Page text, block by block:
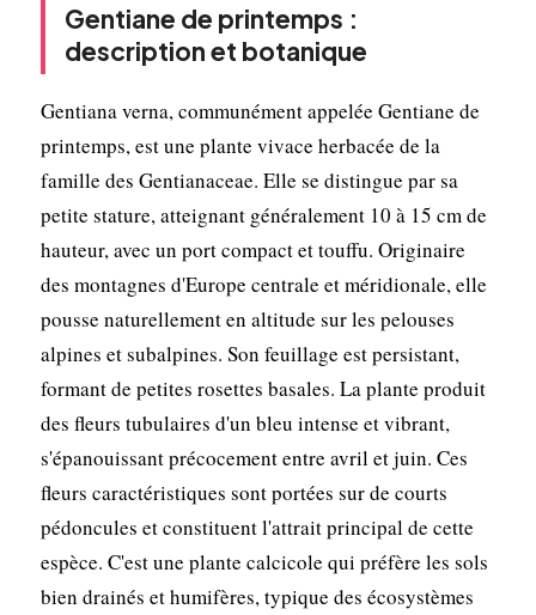
Gentiane de printemps :
description et botanique
Gentiana verna, communément appelée Gentiane de
printemps, est une plante vivace herbacée de la
famille des Gentianaceae. Elle se distingue par sa
petite stature, atteignant généralement 10 à 15 cm de
hauteur, avec un port compact et touffu. Originaire
des montagnes d'Europe centrale et méridionale, elle
pousse naturellement en altitude sur les pelouses
alpines et subalpines. Son feuillage est persistant,
formant de petites rosettes basales. La plante produit
des fleurs tubulaires d'un bleu intense et vibrant,
s'épanouissant précocement entre avril et juin. Ces
fleurs caractéristiques sont portées sur de courts
pédoncules et constituent l'attrait principal de cette
espèce. C'est une plante calcicole qui préfère les sols
bien drainés et humifères, typique des écosystèmes